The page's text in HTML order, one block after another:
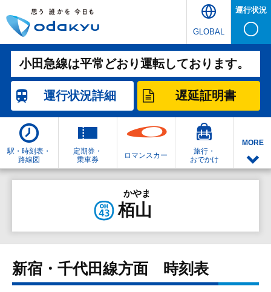
GLOBAL
運行状況
小田急線は平常どおり運転しております。
運行状況詳細 遅延証明書
駅・時刻表・
路線図
定期券・
乗車券
ロマンスカー
旅行・
おでかけ
MORE
かやま
栢山
新宿・千代田線方面 時刻表